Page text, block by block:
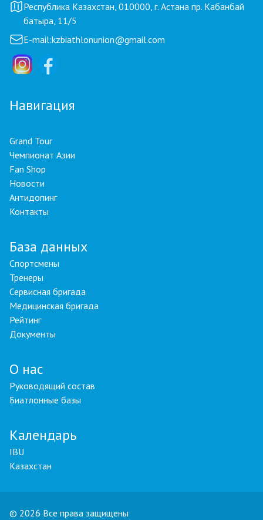
Республика Казахстан, 010000, г. Астана пр. Кабанбай
батыра, 11/5
E-mail:kzbiathlonunion@gmail.com
Навигация
Grand Tour
Чемпионат Азии
Fan Shop
Новости
Антидопинг
Контакты
База данных
Спортсмены
Тренеры
Сервисная бригада
Медицинская бригада
Рейтинг
Документы
О нас
Руководящий состав
Биатлонные базы
Календарь
IBU
Казахстан
© 2026 Все права защищены